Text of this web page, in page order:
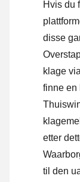
Hvis du
disse
klage
finne en
etter
til den